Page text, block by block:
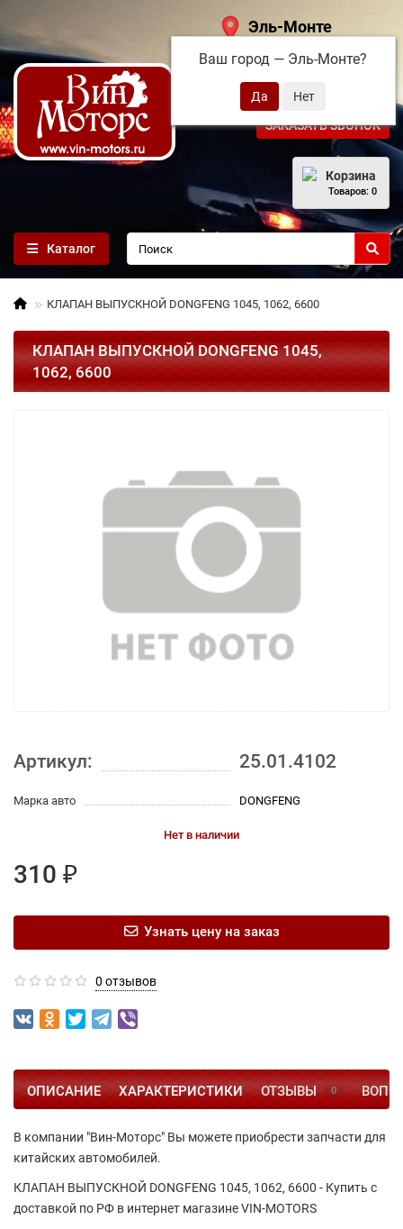
Эль-Монте
Ваш город — Эль-Монте?
+7 (495) 108-68-71
ЗАКАЗАТЬ ЗВОНОК
Корзина
Товаров: 0
Каталог
КЛАПАН ВЫПУСКНОЙ DONGFENG 1045, 1062, 6600
КЛАПАН ВЫПУСКНОЙ DONGFENG 1045,
1062, 6600
Артикул: 25.01.4102
Марка авто DONGFENG
Нет в наличии
310 ₽
Узнать цену на заказ
0 отзывов
ОПИСАНИЕ ХАРАКТЕРИСТИКИ ОТЗЫВЫ 0
В компании "Вин-Моторс" Вы можете приобрести запчасти для
китайских автомобилей.
КЛАПАН ВЫПУСКНОЙ DONGFENG 1045, 1062, 6600 - Купить с
доставкой по РФ в интернет магазине VIN-MOTORS